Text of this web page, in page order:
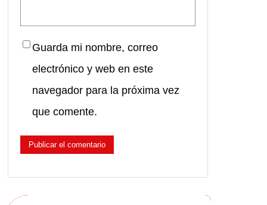
Guarda mi nombre, correo
electrónico y web en este
navegador para la próxima vez
que comente.